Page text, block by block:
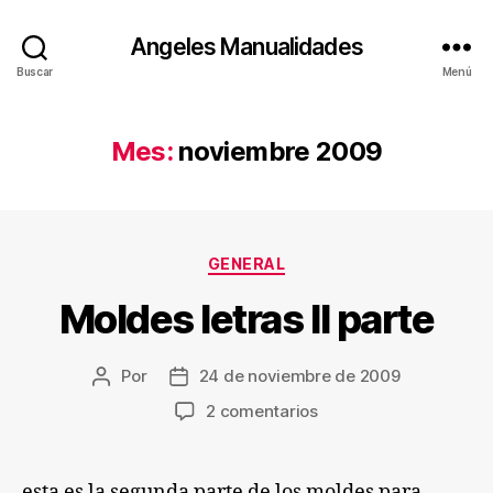
Buscar
Angeles Manualidades
Menú
Mes: noviembre 2009
Categorías
GENERAL
Moldes letras II parte
Autor
Por
Fecha
de
la
24 de noviembre de 2009
2 comentariosen